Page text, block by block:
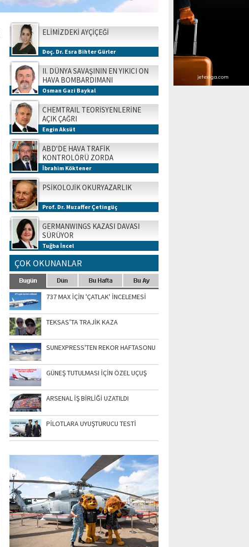
ELİMİZDEKİ AYÇİÇEĞİ
Doç. Dr. Esra Bihter Gürler
II. DÜNYA SAVAŞININ EN YIKICI ON
HAVA BOMBARDIMANI
Osman Gazi Baykal
CHEMTRAIL TEORİSYENLERİNE
AÇIK ÇAĞRI
Engin Aksüt
ABD'DE HAVA TRAFİK
KONTROLÖRÜ ZORDA
İbrahim Köktener
PSİKOLOJİK OKURYAZARLIK
Prof. Dr. Muzaffer Çetingüç
GERMANWINGS KAZASI DAVASI
SÜRÜYOR
Tuğba İncel
ÇOK OKUNANLAR
737 MAX İÇİN 'ÇATLAK' İNCELEMESİ
TEKSAS’TA TRAJİK KAZA
SUNEXPRESS'TEN REKOR HAFTASONU
GÜNEŞ TUTULMASI İÇİN ÖZEL UÇUŞ
ARSENAL İŞ BİRLİĞİ UZATILDI
PİLOTLARA UYUŞTURUCU TESTİ
SİNGAPUR AIRSHOW-2020